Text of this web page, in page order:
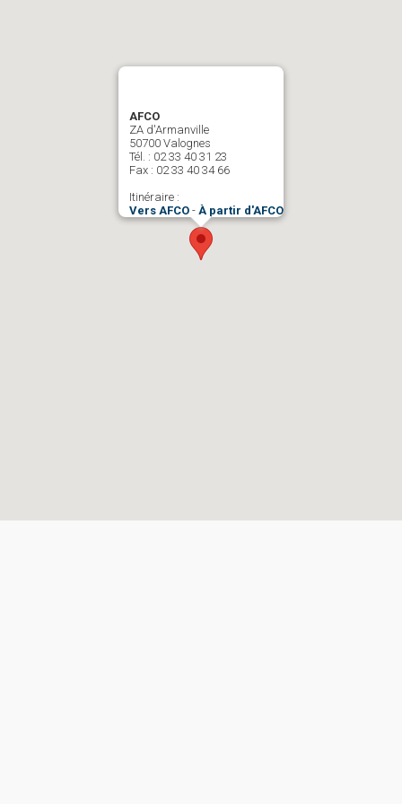
AFCO
ZA d'Armanville
50700 Valognes
Tél. : 02 33 40 31 23
Fax : 02 33 40 34 66
Itinéraire :
Vers AFCO - À partir d'AFCO